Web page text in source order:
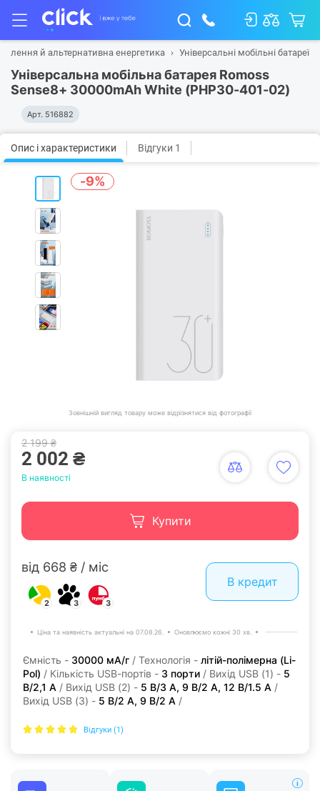
й альтернативна енергетика Універсальні мобільні батареї
Універсальна мобільна батарея Romoss
Sense8+ 30000mAh White (PHP30-401-02)
Арт. 516882
Опис і характеристики Відгуки 1
-9%
Зовнішній вигляд товару може відрізнятися від фотографії
2 199 ₴
2 002 ₴
В наявності
Купити
від 668 ₴ / міс
2 3 3
В кредит
Ціна та наявність актуальні на 07.08.26. Оновлюємо кожні 30 хв.
Ємність - 30000 мА/г / Технологія - літій-полімерна (Li-
Pol) / Кількість USB-портів - 3 порти / Вихід USB (1) - 5
В/2,1 А / Вихід USB (2) - 5 В/3 А, 9 В/2 А, 12 В/1.5 А /
Вихід USB (3) - 5 В/2 А, 9 В/2 А /
Відгуки (1)